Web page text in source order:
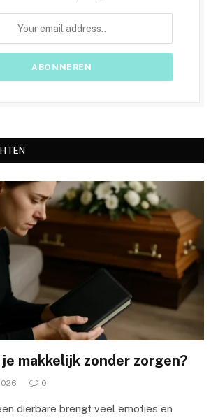
makkelijk zonder zorgen?
0
dierbare brengt veel emoties en